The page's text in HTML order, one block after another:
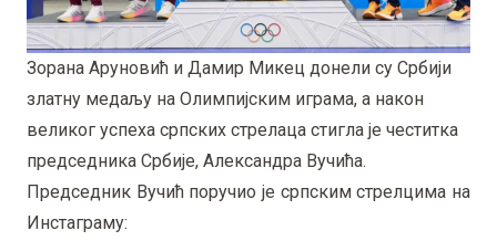
Зорана Аруновић и Дамир Микец донели су Србији
златну медаљу на Олимпијским играма, а након
великог успеха српских стрелаца стигла је честитка
председника Србије, Александра Вучића.
Председник Вучић поручио је српским стрелцима на
Инстаграму: